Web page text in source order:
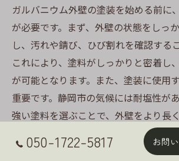
ガルバニウム外壁の塗装を始める前に
が必要です。まず、外壁の状態をしっ
し、汚れや錆び、ひび割れを確認する
これにより、塗料がしっかりと密着し
が可能となります。また、塗装に使用
重要です。静岡市の気候には耐塩性があ
強い塗料を選ぶことで、外壁をより長
つことができます。次に、塗装を行う
として、近隣住民への挨拶や工事日程
050-1722-5817 お問